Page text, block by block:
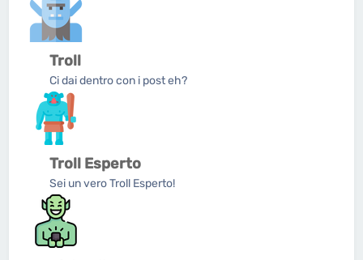
Troll
Ci dai dentro con i post eh?
Troll Esperto
Sei un vero Troll Esperto!